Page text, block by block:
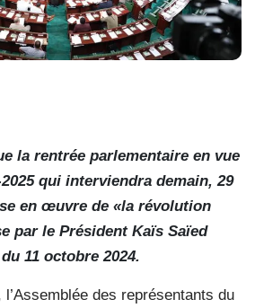
la rentrée parlementaire en vue
qui interviendra demain, 29
en œuvre de «la révolution
par le Président Kaïs Saïed
11 octobre 2024.
des représentants du